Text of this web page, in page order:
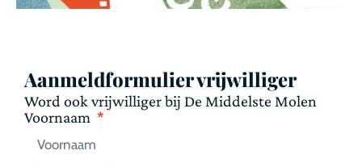
Aanmeldformulier vrijwilliger
Word ook vrijwilliger bij De Middelste Molen
Voornaam